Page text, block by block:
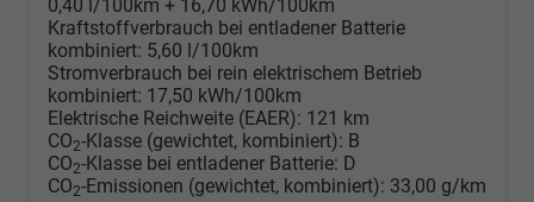
0,40 l/100km + 16,70 kWh/100km
Kraftstoffverbrauch bei entladener Batterie
kombiniert: 5,60 l/100km
Stromverbrauch bei rein elektrischem Betrieb
kombiniert: 17,50 kWh/100km
Elektrische Reichweite (EAER): 121 km
CO2-Klasse (gewichtet, kombiniert): B
CO2-Klasse bei entladener Batterie: D
CO2-Emissionen (gewichtet, kombiniert): 33,00 g/km